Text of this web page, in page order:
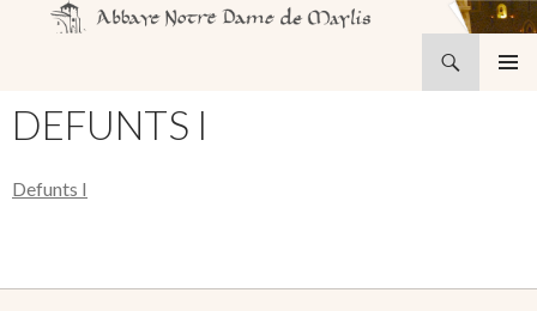
AU
CONTENU
DEFUNTS I
Defunts I